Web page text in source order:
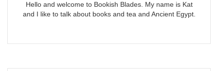
Hello and welcome to Bookish Blades. My name is Kat
and I like to talk about books and tea and Ancient Egypt.